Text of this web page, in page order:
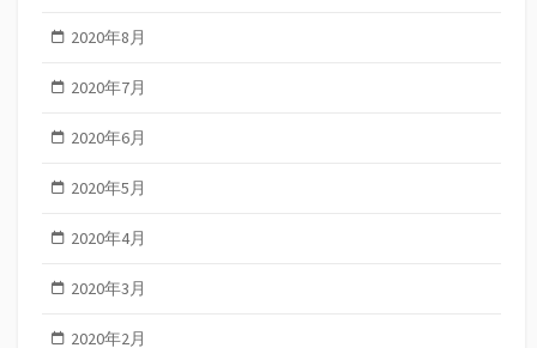
2020年8月
2020年7月
2020年6月
2020年5月
2020年4月
2020年3月
2020年2月